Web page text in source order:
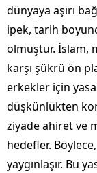
dünyaya aşırı
ipek, tarih
olmuştur. İslam,
karşı şükrü ön
erkekler için
düşkünlükten
ziyade ahiret ve
hedefler.
yaygınlaşır. Bu